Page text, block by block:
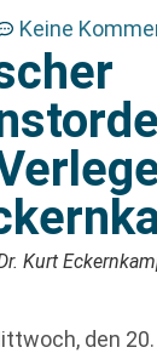
Keine
Kurt
den